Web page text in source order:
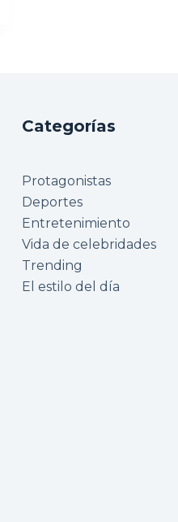
Categorías
Protagonistas
Deportes
Entretenimiento
Vida de celebridades
Trending
El estilo del día